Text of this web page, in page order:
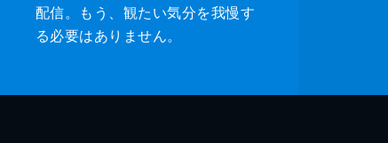
配信。もう、観たい気分を我慢す
る必要はありません。